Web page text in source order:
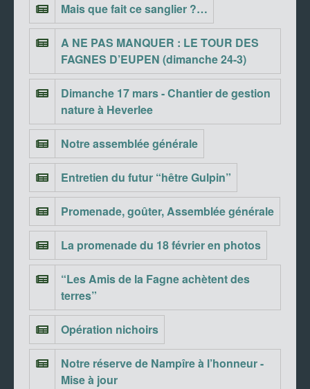
Mais que fait ce sanglier ?…
A NE PAS MANQUER : LE TOUR DES
FAGNES D’EUPEN (dimanche 24-3)
Dimanche 17 mars - Chantier de gestion
nature à Heverlee
Notre assemblée générale
Entretien du futur “hêtre Gulpin”
Promenade, goûter, Assemblée générale
La promenade du 18 février en photos
“Les Amis de la Fagne achètent des
terres”
Opération nichoirs
Notre réserve de Nampîre à l’honneur -
Mise à jour